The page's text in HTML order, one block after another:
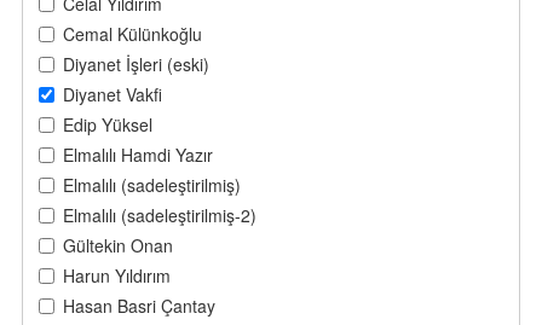
Cemal Külünkoğlu
Diyanet İşleri (eski)
Diyanet Vakfi
Edip Yüksel
Elmalılı Hamdi Yazır
Elmalılı (sadeleştirilmiş)
Elmalılı (sadeleştirilmiş-2)
Gültekin Onan
Harun Yıldırım
Hasan Basri Çantay